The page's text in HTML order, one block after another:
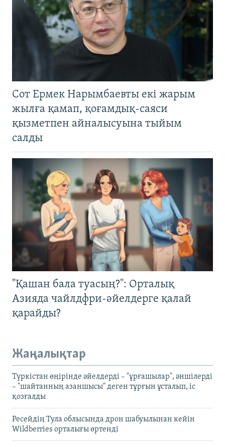
Сот Ермек Нарымбаевты екі жарым
жылға қамап, қоғамдық-саяси
қызметпен айналысуына тыйым
салды
"Қашан бала туасың?": Орталық
Азияда чайлдфри-әйелдерге қалай
қарайды?
Жаңалықтар
Түркістан өңірінде әйелдерді – "ұрғашылар", әншілерді
– "шайтанның азаншысы" деген тұрғын ұсталып, іс
қозғалды
Ресейдің Тула облысында дрон шабуылынан кейін
Wildberries орталығы өртенді